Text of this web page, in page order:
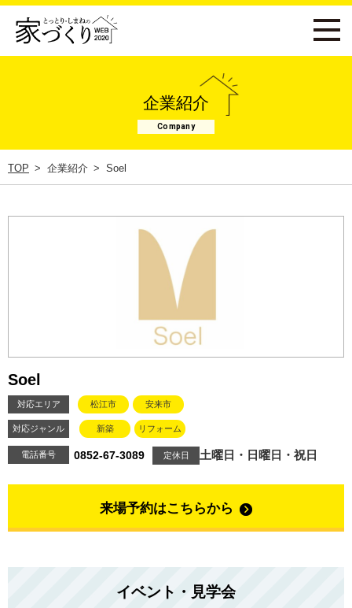
企業紹介
Company
TOP 企業紹介 Soel
Soel
対応エリア 松江市 安来市
対応ジャンル 新築 リフォーム
電話番号 0852-67-3089 定休日 土曜日・日曜日・祝日
来場予約はこちらから
イベント・見学会